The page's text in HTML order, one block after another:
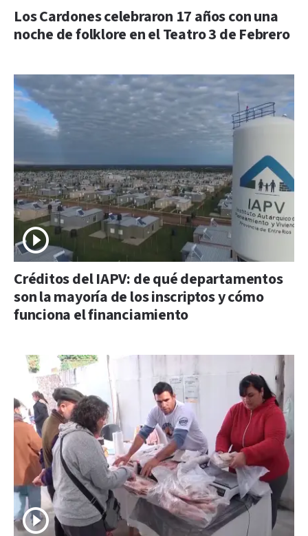
Los Cardones celebraron 17 años con una
noche de folklore en el Teatro 3 de Febrero
Créditos del IAPV: de qué departamentos
son la mayoría de los inscriptos y cómo
funciona el financiamiento